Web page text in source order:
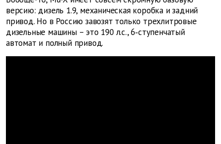
версию: дизель 1.9, механическая коробка и задний
привод. Но в Россию завозят только трехлитровые
дизельные машины – это 190 л.с., 6‑ступенчатый
автомат и полный привод.